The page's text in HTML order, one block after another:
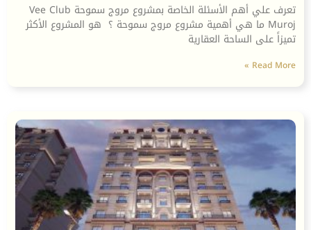
تعرف علي أهم الأسئلة الخاصة بمشروع مروج سموحة Vee Club
Muroj ما هي أهمية مشروع مروج سموحة ؟ هو المشروع الأكثر
تميزاً على الساحة العقارية
Read More »